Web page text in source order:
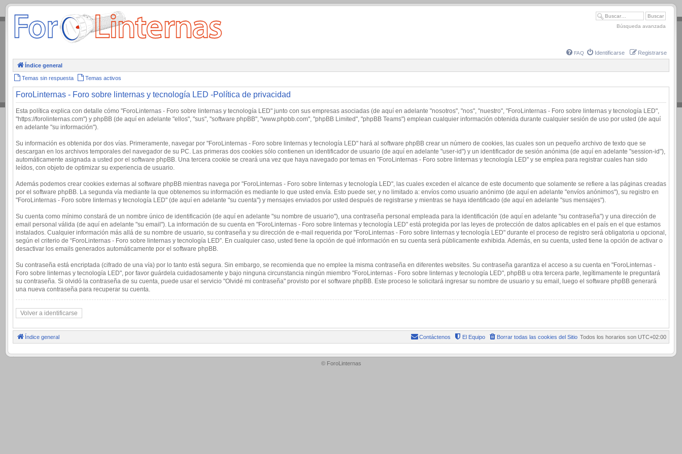
.
Búsqueda avanzada
FAQ Identificarse Registrarse
Índice general
Temas sin respuesta Temas activos
ForoLinternas - Foro sobre linternas y tecnología LED -Política de privacidad
Esta política explica con detalle cómo "ForoLinternas - Foro sobre linternas y tecnología LED" junto con sus empresas asociadas (de aquí en adelante "nosotros", "nos", "nuestro", "ForoLinternas - Foro sobre linternas y tecnología LED",
"https://forolinternas.com") y phpBB (de aquí en adelante "ellos", "sus", "software phpBB", "www.phpbb.com", "phpBB Limited", "phpBB Teams") emplean cualquier información obtenida durante cualquier sesión de uso por usted (de aquí
en adelante "su información").
Su información es obtenida por dos vías. Primeramente, navegar por "ForoLinternas - Foro sobre linternas y tecnología LED" hará al software phpBB crear un número de cookies, las cuales son un pequeño archivo de texto que se
descargan en los archivos temporales del navegador de su PC. Las primeras dos cookies sólo contienen un identificador de usuario (de aquí en adelante "user-id") y un identificador de sesión anónima (de aquí en adelante "session-id"),
automáticamente asignada a usted por el software phpBB. Una tercera cookie se creará una vez que haya navegado por temas en "ForoLinternas - Foro sobre linternas y tecnología LED" y se emplea para registrar cuales han sido
leídos, con objeto de optimizar su experiencia de usuario.
Además podemos crear cookies externas al software phpBB mientras navega por "ForoLinternas - Foro sobre linternas y tecnología LED", las cuales exceden el alcance de este documento que solamente se refiere a las páginas creadas
por el software phpBB. La segunda vía mediante la que obtenemos su información es mediante lo que usted envía. Esto puede ser, y no limitado a: envíos como usuario anónimo (de aquí en adelante "envíos anónimos"), su registro en
"ForoLinternas - Foro sobre linternas y tecnología LED" (de aquí en adelante "su cuenta") y mensajes enviados por usted después de registrarse y mientras se haya identificado (de aquí en adelante "sus mensajes").
Su cuenta como mínimo constará de un nombre único de identificación (de aquí en adelante "su nombre de usuario"), una contraseña personal empleada para la identificación (de aquí en adelante "su contraseña") y una dirección de
email personal válida (de aquí en adelante "su email"). La información de su cuenta en "ForoLinternas - Foro sobre linternas y tecnología LED" está protegida por las leyes de protección de datos aplicables en el país en el que estamos
instalados. Cualquier información más allá de su nombre de usuario, su contraseña y su dirección de e-mail requerida por "ForoLinternas - Foro sobre linternas y tecnología LED" durante el proceso de registro será obligatoria u opcional,
según el criterio de “ForoLinternas - Foro sobre linternas y tecnología LED”. En cualquier caso, usted tiene la opción de qué información en su cuenta será públicamente exhibida. Además, en su cuenta, usted tiene la opción de activar o
desactivar los emails generados automáticamente por el software phpBB.
Su contraseña está encriptada (cifrado de una vía) por lo tanto está segura. Sin embargo, se recomienda que no emplee la misma contraseña en diferentes websites. Su contraseña garantiza el acceso a su cuenta en "ForoLinternas -
Foro sobre linternas y tecnología LED", por favor guárdela cuidadosamente y bajo ninguna circunstancia ningún miembro "ForoLinternas - Foro sobre linternas y tecnología LED", phpBB u otra tercera parte, legítimamente le preguntará
su contraseña. Si olvidó la contraseña de su cuenta, puede usar el servicio "Olvidé mi contraseña" provisto por el software phpBB. Este proceso le solicitará ingresar su nombre de usuario y su email, luego el software phpBB generará
una nueva contraseña para recuperar su cuenta.
Volver a identificarse
Índice general Todos los horarios son UTC+02:00
Borrar todas las cookies del Sitio
El Equipo
Contáctenos
.
© ForoLinternas